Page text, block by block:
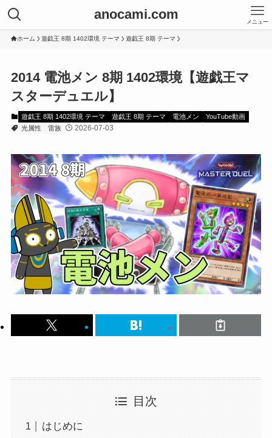
anocami.com メニュー
ホーム 遊戯王 8期 1402環境 テーマ 遊戯王 8期 テーマ
2014 電池メン 8期 1402環境【遊戯王マ
スターデュエル】
遊戯王 8期 1402環境 テーマ 遊戯王 8期 テーマ 電池メン
YouTube動画
光属性
雷族 2026-07-03
目次
はじめに